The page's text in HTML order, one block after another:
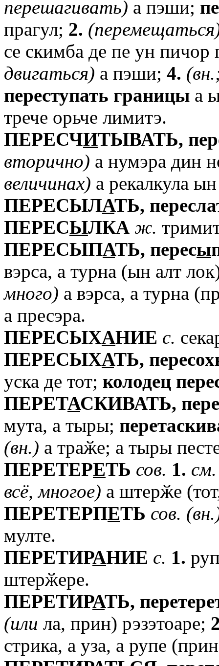
перешагивать) а пэши;
прагул; 2.
се скимба де пе ун пичор
двигаться) а пэши; 4.
переступать границы а
трече орьче лимитэ.
ПЕРЕСЧИТЫВАТЬ,
вторично) а нумэра дин
величинах) а рекалкула
ПЕРЕСЫЛАТЬ,
ПЕРЕСЫЛКА ж.
ПЕРЕСЫПАТЬ, пересы
вэрса, а турна (ын алт
много) а вэрса, а турна
а пресэра.
ПЕРЕСЫХАНИЕ с.
ПЕРЕСЫХАТЬ,
уска де тот; колодец
ПЕРЕТАСКИВАТЬ,
мута, а тыры;
(вн.) а траӂе; а тыры
ПЕРЕТЕРЕТЬ сов. 1. см.
всё, многое) а штерӂе
ПЕРЕТЕРПЕТЬ сов.
мулте.
ПЕРЕТИРАНИЕ с. 1.
штерӂере.
ПЕРЕТИРАТЬ,
(или ла, прин) рэзэтоаре;
стрика, а уза, а рупе